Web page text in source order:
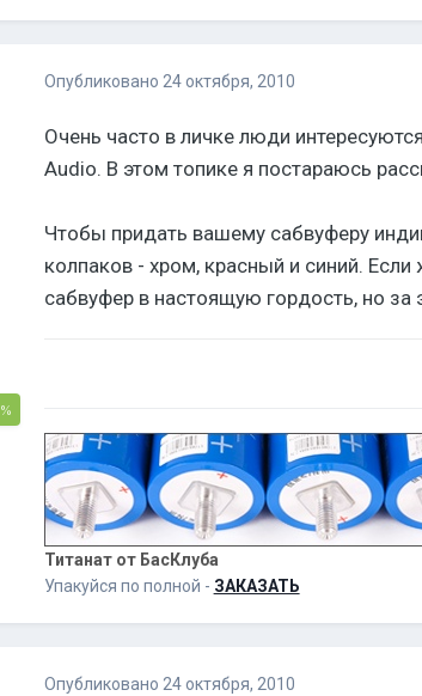
Опубликовано 24 октября, 2010
Очень часто в личке люди
Audio. В этом топике я постараюсь
Чтобы придать вашему сабвуферу
колпаков - хром, красный и синий.
сабвуфер в настоящую гордость, но за
Титанат от БасКлуба
Упакуйся по полной - ЗАКАЗАТЬ
Опубликовано 24 октября, 2010